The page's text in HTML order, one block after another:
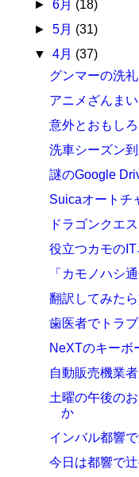
► 6月 (18)
► 5月 (31)
▼ 4月 (37)
グンマーの洗礼
アニメざんまい
意外とおもし
洗車シーズン
謎のGoogle
Suicaオートチ
ドラゴンクエ
役立つカモの
「カモノハシ
翻訳してみた
歯医者でトラ
NeXTのキーボ
自動販売機業
土曜の午後の
か
インバル都響
今日は都響で